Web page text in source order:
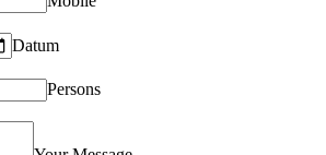
Datum
Persons